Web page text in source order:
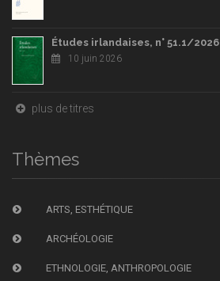
Études irlandaises, n° 51.1/2026
10 juin 2026
plus de titres
Thèmes
ARTS, ESTHÉTIQUE
ARCHÉOLOGIE
ETHNOLOGIE, ANTHROPOLOGIE